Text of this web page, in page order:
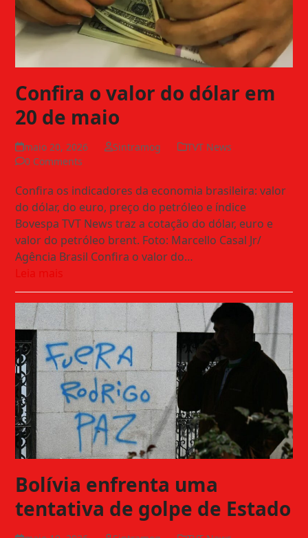
Confira o valor do dólar em
20 de maio
maio 20, 2026 Sintramog
TVT News
0 Comments
Confira os indicadores da economia brasileira: valor
do dólar, do euro, preço do petróleo e índice
Bovespa TVT News traz a cotação do dólar, euro e
valor do petróleo brent. Foto: Marcello Casal Jr/
Agência Brasil Confira o valor do…
Leia mais
Bolívia enfrenta uma
tentativa de golpe de Estado